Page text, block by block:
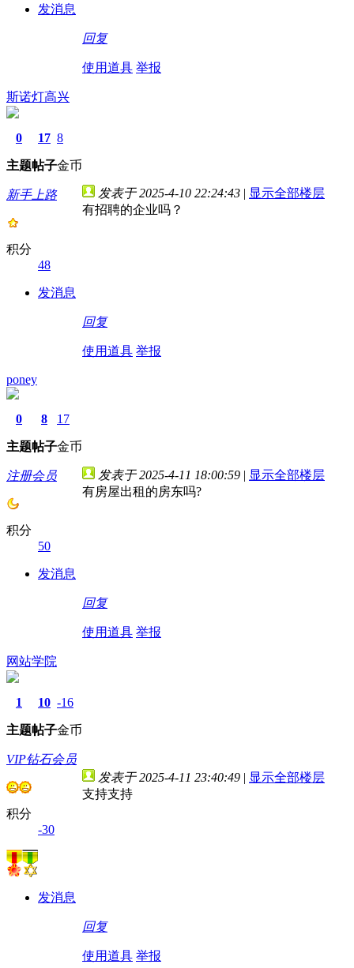
发消息
回复
使用道具 举报
斯诺灯高兴
0
主题
17
帖子
8
金币
新手上路
积分
48
发消息
发表于 2025-4-10 22:24:43 | 显示全部楼层
有招聘的企业吗？
回复
使用道具 举报
poney
0
主题
8
帖子
17
金币
注册会员
积分
50
发消息
发表于 2025-4-11 18:00:59 | 显示全部楼层
有房屋出租的房东吗?
回复
使用道具 举报
网站学院
1
主题
10
帖子
-16
金币
VIP钻石会员
积分
-30
发消息
发表于 2025-4-11 23:40:49 | 显示全部楼层
支持支持
回复
使用道具 举报